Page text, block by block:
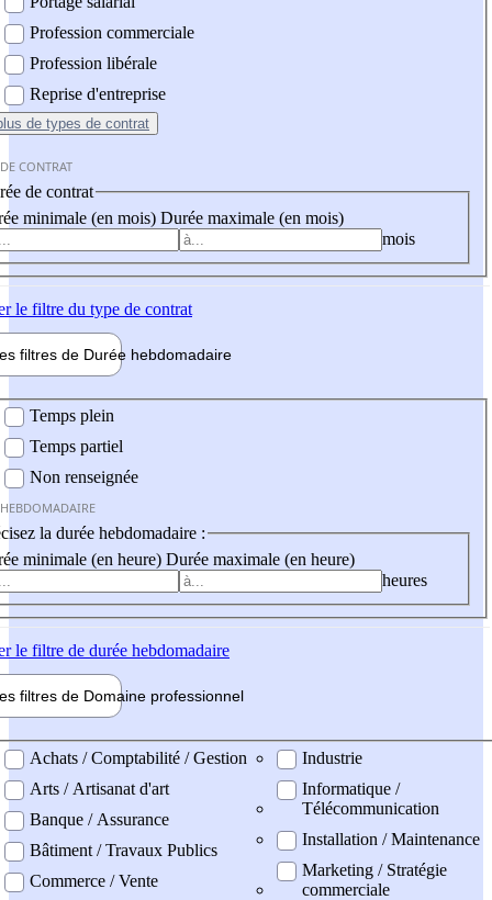
Profession commerciale
Profession libérale
Reprise d'entreprise
de types de contrat
CONTRAT
de contrat
minimale (en mois) Durée maximale (en mois)
mois
le filtre du type de contrat
filtres de Durée hebdomadaire
Temps plein
Temps partiel
Non renseignée
la durée hebdomadaire :
minimale (en heure) Durée maximale (en heure)
heures
le filtre de durée hebdomadaire
filtres de Domaine professionnel
professionel
Achats / Comptabilité / Gestion
Arts / Artisanat d'art
Banque / Assurance
Bâtiment / Travaux Publics
Commerce / Vente
Industrie
Informatique /
Télécommunication
Installation / Maintenance
Marketing / Stratégie
commerciale